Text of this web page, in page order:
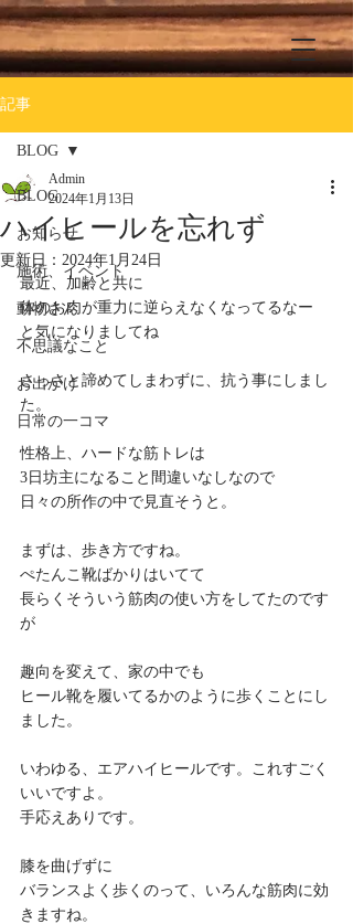
記事
BLOG
お知らせ
施術、イベント
動物さん
不思議なこと
お出かけ
日常の一コマ
BLOG
ハイヒールを忘れず
Admin
2024年1月13日
更新日： 2024年1月24日
最近、加齢と共に
体のお肉が重力に逆らえなくなってるなー
と気になりましてね
さっさと諦めてしまわずに、抗う事にしまし
た。
性格上、ハードな筋トレは
3日坊主になること間違いなしなので
日々の所作の中で見直そうと。
まずは、歩き方ですね。
ぺたんこ靴ばかりはいてて
長らくそういう筋肉の使い方をしてたのです
が
趣向を変えて、家の中でも
ヒール靴を履いてるかのように歩くことにし
ました。
いわゆる、エアハイヒールです。これすごく
いいですよ。
手応えありです。
膝を曲げずに
バランスよく歩くのって、いろんな筋肉に効
きますね。